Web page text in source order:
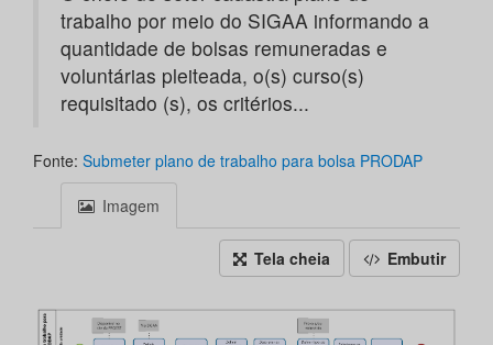
trabalho por meio do SIGAA informando a
quantidade de bolsas remuneradas e
voluntárias pleiteada, o(s) curso(s)
requisitado (s), os critérios...
Fonte: Submeter plano de trabalho para bolsa PRODAP
Imagem
Tela cheia Embutir